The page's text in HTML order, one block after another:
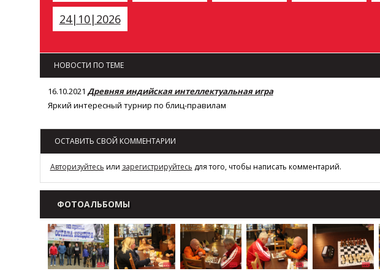
24|10|2026
НОВОСТИ ПО ТЕМЕ
16.10.2021 Древняя индийская интеллектуальная игра
Яркий интересный турнир по блиц-правилам
ОСТАВИТЬ СВОЙ КОММЕНТАРИИ
Авторизуйтесь или зарегистрируйтесь для того, чтобы написать комментарий.
ФОТОАЛЬБОМЫ